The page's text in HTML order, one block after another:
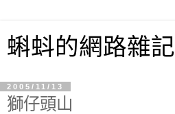
蝌蚪的網路雜記
2005/11/13
獅仔頭山